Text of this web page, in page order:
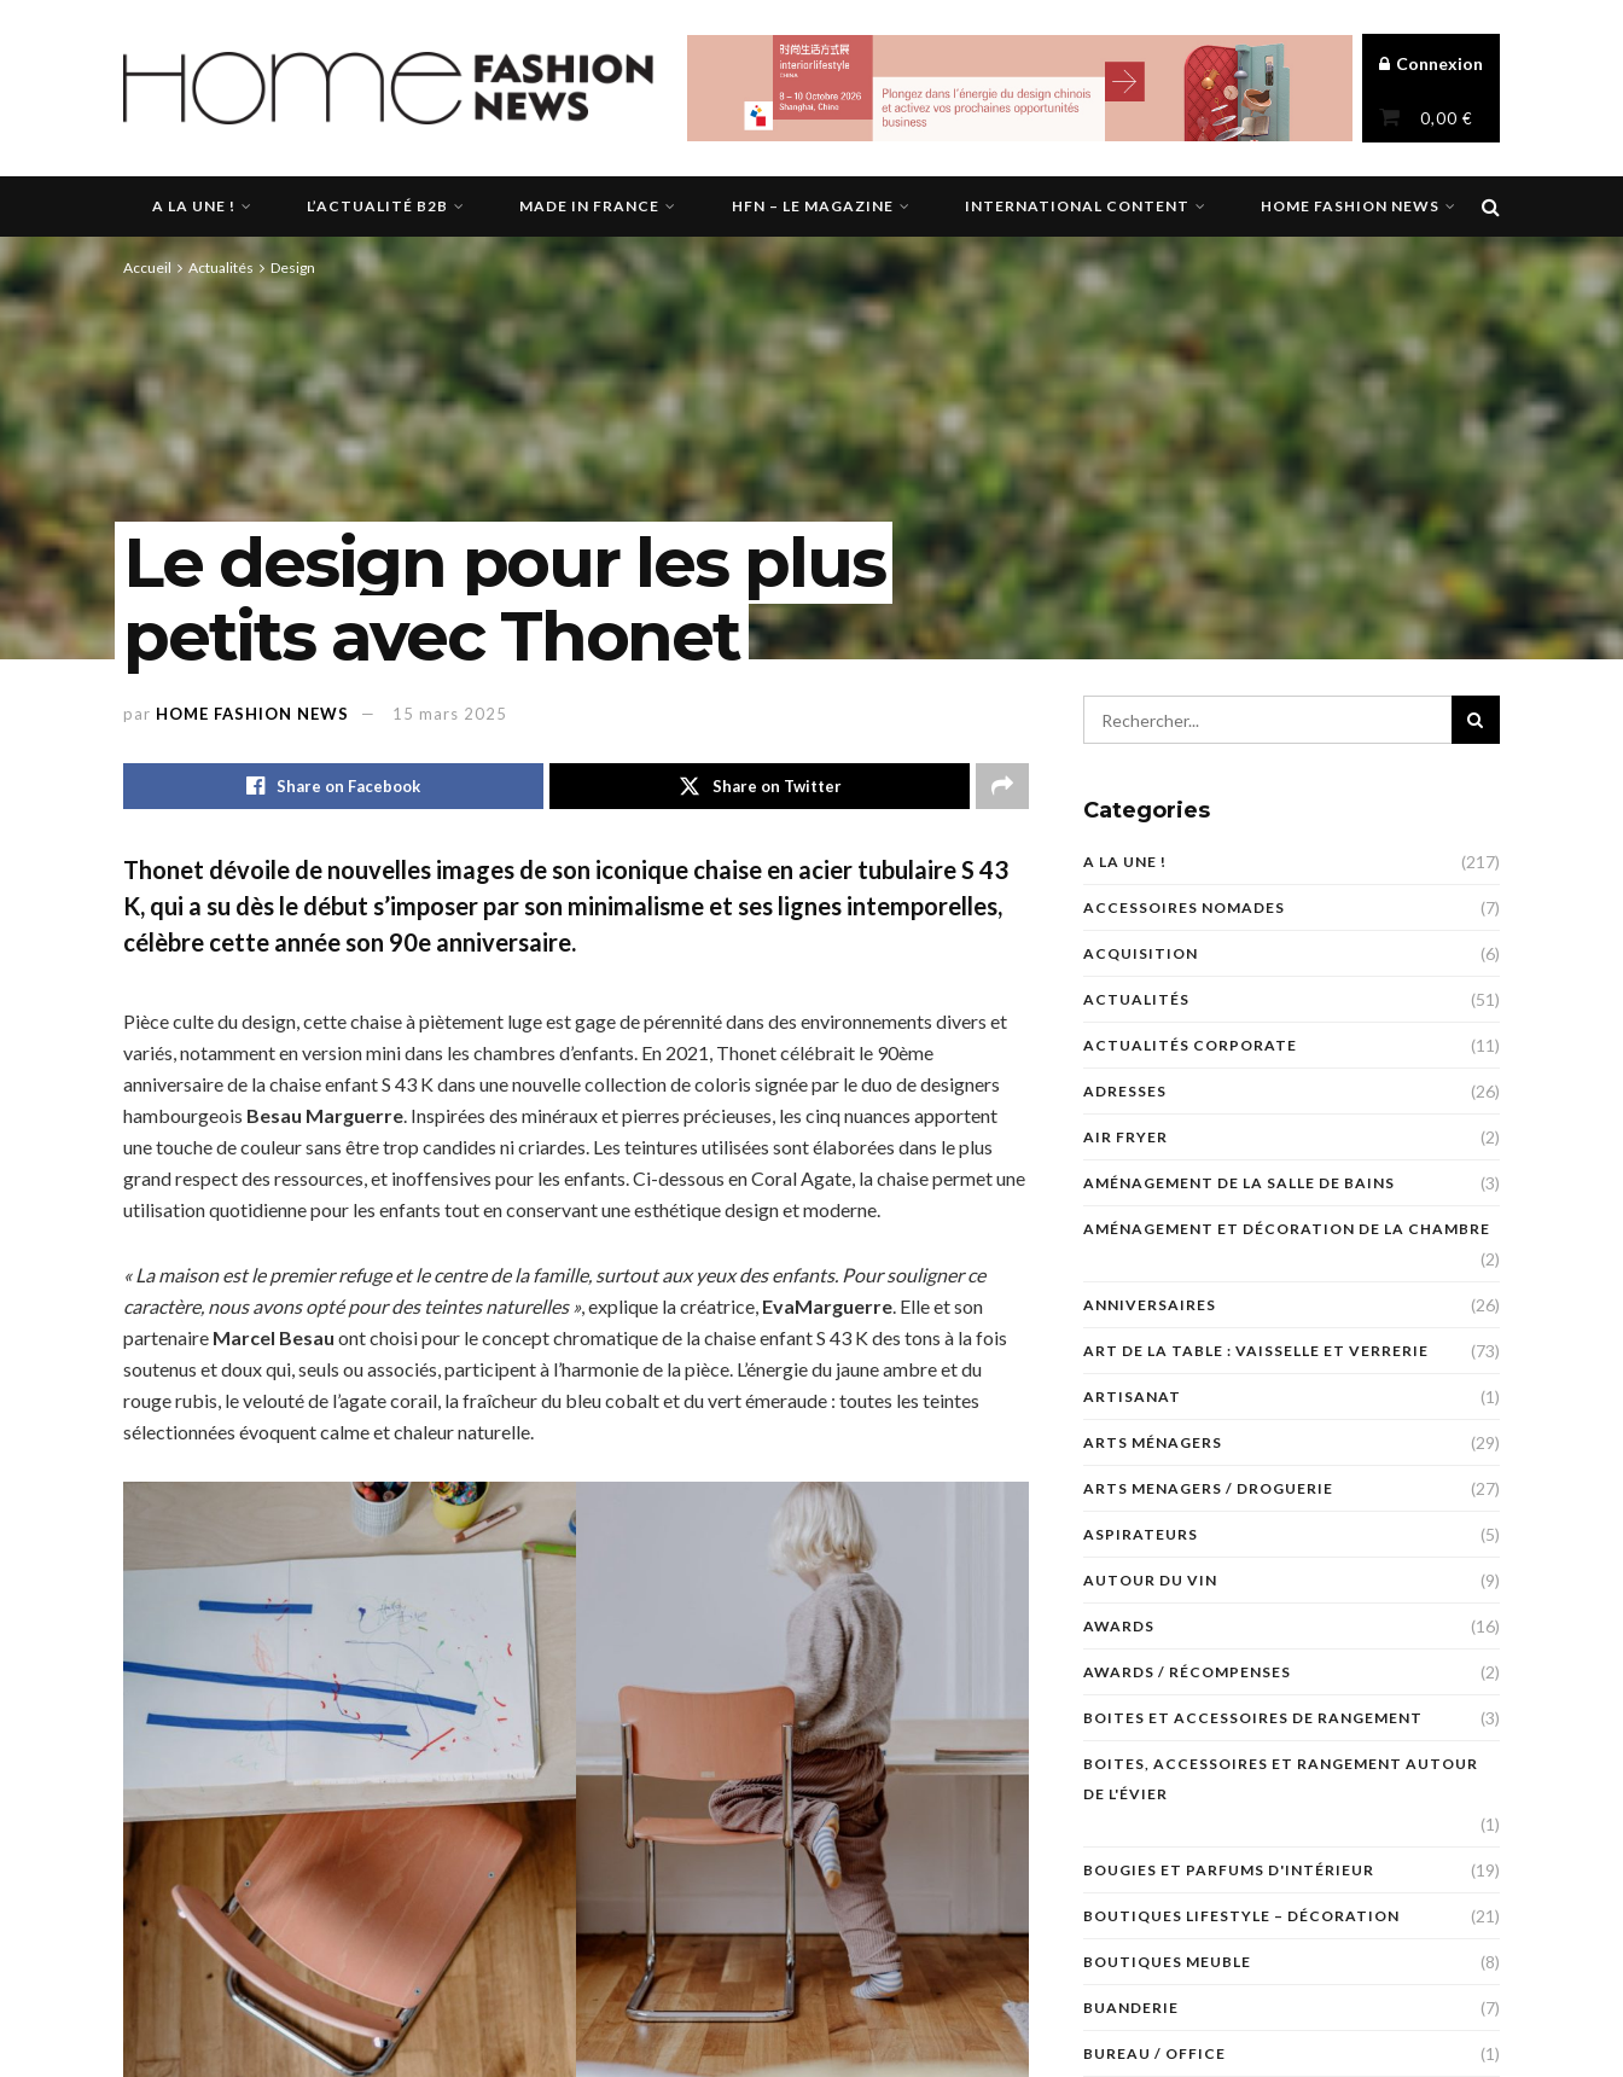
Connexion
0,00 €
A LA UNE ! L’ACTUALITÉ B2B MADE IN FRANCE HFN – LE MAGAZINE INTERNATIONAL CONTENT HOME FASHION NEWS
Accueil Actualités Design
Le design pour les plus
petits avec Thonet
par HOME FASHION NEWS 15 mars 2025
Share on Facebook Share on Twitter
Thonet dévoile de nouvelles images de son iconique chaise en acier tubulaireS 43
K, qui a su dès le début s’imposer par son minimalisme et ses lignes intemporelles,
célèbre cette année son 90e anniversaire.
Pièce culte du design, cette chaise à piètement luge est gage de pérennité dans des environnements divers et
variés, notamment en version mini dans les chambres d’enfants. En 2021, Thonet célébrait le 90ème
anniversaire de la chaise enfant S 43 K dans une nouvelle collection de coloris signée par le duo de designers
hambourgeois Besau Marguerre. Inspirées des minéraux et pierres précieuses, les cinq nuances apportent
une touche de couleur sans être trop candides ni criardes. Les teintures utilisées sont élaborées dans le plus
grand respect des ressources, et inoffensives pour les enfants. Ci-dessous en Coral Agate, la chaise permet une
utilisation quotidienne pour les enfants tout en conservant une esthétique design et moderne.
« La maison est le premier refuge et le centre de la famille, surtout aux yeux des enfants. Pour souligner ce
caractère, nous avons opté pour des teintes naturelles », explique la créatrice, EvaMarguerre. Elle et son
partenaire Marcel Besau ont choisi pour le concept chromatique de la chaise enfant S 43 K des tons à la fois
soutenus et doux qui, seuls ou associés, participent à l’harmonie de la pièce. L’énergie du jaune ambre et du
rouge rubis, le velouté de l’agate corail, la fraîcheur du bleu cobalt et du vert émeraude : toutes les teintes
sélectionnées évoquent calme et chaleur naturelle.
Categories
A LA UNE ! (217)
ACCESSOIRES NOMADES (7)
ACQUISITION (6)
ACTUALITÉS (51)
ACTUALITÉS CORPORATE (11)
ADRESSES (26)
AIR FRYER (2)
AMÉNAGEMENT DE LA SALLE DE BAINS (3)
AMÉNAGEMENT ET DÉCORATION DE LA CHAMBRE
(2)
ANNIVERSAIRES (26)
ART DE LA TABLE : VAISSELLE ET VERRERIE (73)
ARTISANAT (1)
ARTS MÉNAGERS (29)
ARTS MENAGERS / DROGUERIE (27)
ASPIRATEURS (5)
AUTOUR DU VIN (9)
AWARDS (16)
AWARDS / RÉCOMPENSES (2)
BOITES ET ACCESSOIRES DE RANGEMENT (3)
BOITES, ACCESSOIRES ET RANGEMENT AUTOUR
DE L'ÉVIER
(1)
BOUGIES ET PARFUMS D'INTÉRIEUR (19)
BOUTIQUES LIFESTYLE – DÉCORATION (21)
BOUTIQUES MEUBLE (8)
BUANDERIE (7)
BUREAU / OFFICE (1)